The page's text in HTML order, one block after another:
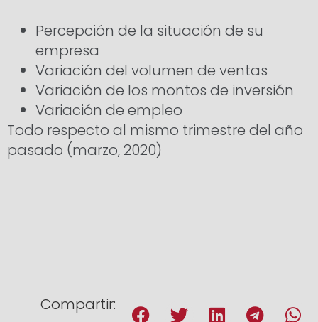
Percepción de la situación de su
empresa
Variación del volumen de ventas
Variación de los montos de inversión
Variación de empleo
Todo respecto al mismo trimestre del año
pasado (marzo, 2020)
Compartir: